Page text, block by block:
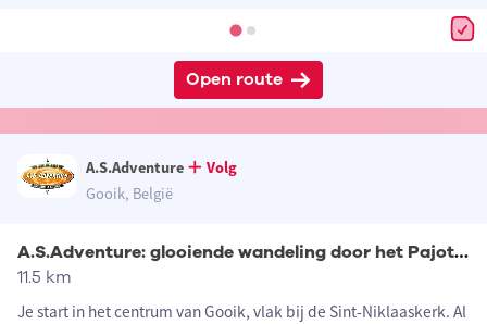
Open route
A.S.Adventure
Volg
Gooik, België
A.S.Adventure: glooiende wandeling door het Pajottenland
11.5 km
Je start in het centrum van Gooik, vlak bij de Sint-Niklaaskerk. Al